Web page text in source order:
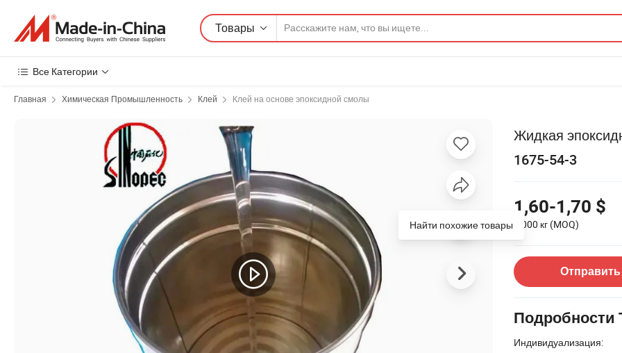
Товары
Все Категории
Главная Химическая Промышленность Клей Клей на основе эпоксидной смолы
Жидкая
1675-54-3
1,60-1,70 $
1 000 кг (MOQ)
Подробности
Индивидуализация:
Найти похожие товары